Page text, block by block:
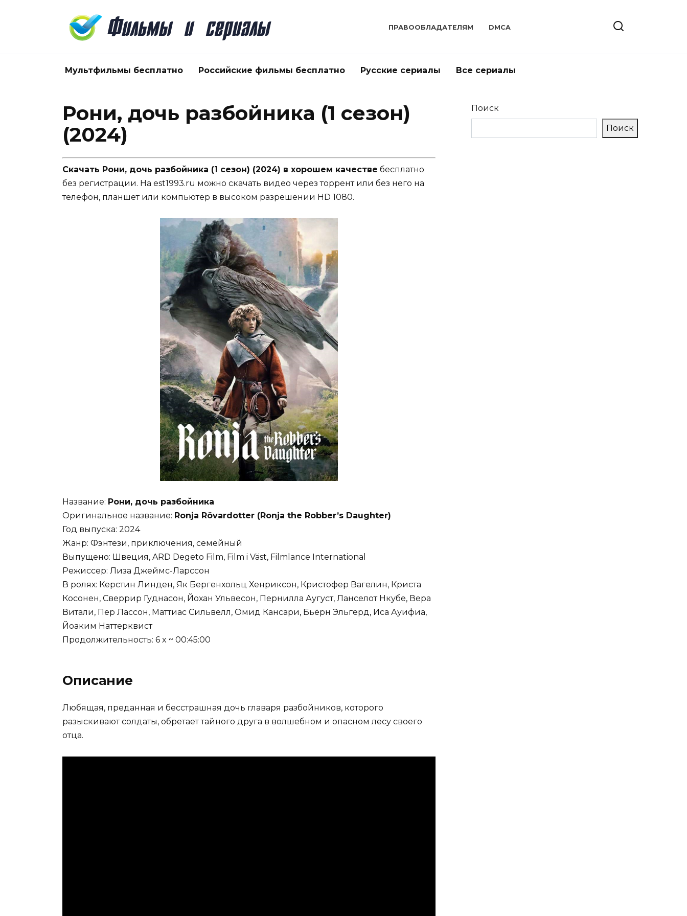
ПРАВООБЛАДАТЕЛЯМ DMCA
Мультфильмы бесплатно Российские фильмы бесплатно Русские сериалы Все сериалы
Рони, дочь разбойника (1 сезон)
(2024)
Скачать Рони, дочь разбойника (1 сезон) (2024) в хорошем качестве бесплатно
без регистрации. На est1993.ru можно скачать видео через торрент или без него на
телефон, планшет или компьютер в высоком разрешении HD 1080.
Название: Рони, дочь разбойника
Оригинальное название: Ronja Rövardotter (Ronja the Robber’s Daughter)
Год выпуска: 2024
Жанр: Фэнтези, приключения, семейный
Выпущено: Швеция, ARD Degeto Film, Film i Väst, Filmlance International
Режиссер: Лиза Джеймс-Ларссон
В ролях: Керстин Линден, Як Бергенхольц Хенриксон, Кристофер Вагелин, Криста
Косонен, Сверрир Гуднасон, Йохан Ульвесон, Пернилла Аугуст, Ланселот Нкубе, Вера
Витали, Пер Лассон, Маттиас Сильвелл, Омид Кансари, Бьёрн Эльгерд, Иса Ауифиа,
Йоаким Наттерквист
Продолжительность: 6 x ~ 00:45:00
Описание
Любящая, преданная и бесстрашная дочь главаря разбойников, которого
разыскивают солдаты, обретает тайного друга в волшебном и опасном лесу своего
отца.
Поиск
Поиск